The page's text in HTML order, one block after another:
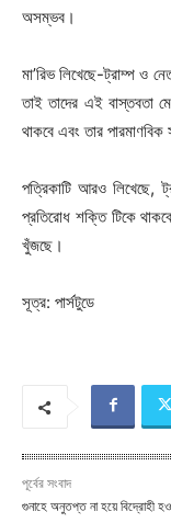
অসম্ভব।
মা’রিভ লিখেছে-ট্রাম্প ও
তাই তাদের এই বাস্তবতা
থাকবে এবং তার
পত্রিকাটি আরও লিখেছে,
প্রতিরোধ শক্তি টিকে
খুঁজছে।
সূত্র: পার্সটুডে
পূর্বের সংবাদ
গুনাহে অনুতপ্ত না হয়ে বিদ্রোহী